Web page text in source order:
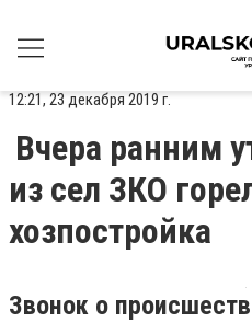
12:21, 23 декабря 2019 г.
Вчера ранним
из сел ЗКО
хозпостройка
Звонок о